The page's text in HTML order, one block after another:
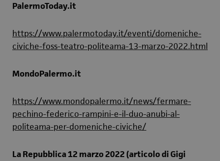
PalermoToday.it
https://www.palermotoday.it/eventi/domeniche-
civiche-foss-teatro-politeama-13-marzo-2022.html
MondoPalermo.it
https://www.mondopalermo.it/news/fermare-
pechino-federico-rampini-e-il-duo-anubi-al-
politeama-per-domeniche-civiche/
La Repubblica 12 marzo 2022 (articolo di Gigi